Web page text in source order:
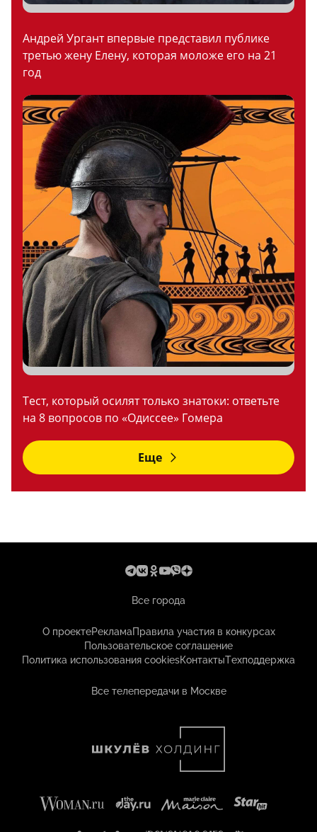
Андрей Ургант впервые представил публике
третью жену Елену, которая моложе его на 21
год
Тест, который осилят только знатоки: ответьте
на 8 вопросов по «Одиссее» Гомера
Еще
Все города
О проектеРекламаПравила участия в конкурсах
Пользовательское соглашение
Политика использования cookiesКонтактыТехподдержка
Все телепередачи в Москве